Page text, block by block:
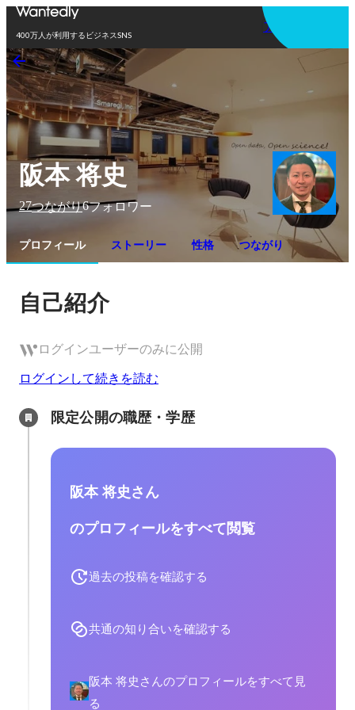
400万人が利用するビジネスSNS
アプリを使う
阪本 将史
27つながり6フォロワー
プロフィール ストーリー 性格 つながり
自己紹介
ログインユーザーのみに公開
ログインして続きを読む
限定公開の職歴・学歴
阪本 将史さん
のプロフィールをすべて閲覧
過去の投稿を確認する
共通の知り合いを確認する
阪本 将史さんのプロフィールをすべて見
る